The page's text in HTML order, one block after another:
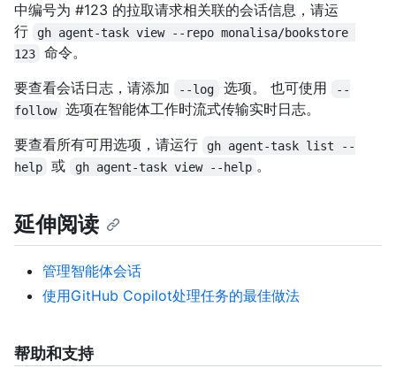
中编号为 #123 的拉取请求相关联的会话信息，请运
行
gh agent-task view --repo monalisa/bookstore
123
命令。
要查看会话日志，请添加
--log 选项。 也可使用
--
follow
选项在智能体工作时流式传输实时日志。
要查看所有可用选项，请运行
gh agent-task list --
help
或 gh agent-task view --help 。
延伸阅读
管理智能体会话
使用GitHub Copilot处理任务的最佳做法
帮助和支持